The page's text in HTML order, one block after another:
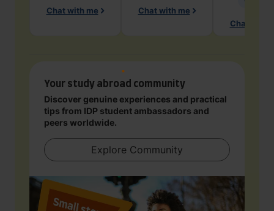
Chat with me Chat with me
Chat with
Your study abroad community
Discover genuine experiences and practical
tips from IDP student ambassadors and
peers worldwide.
Explore Community